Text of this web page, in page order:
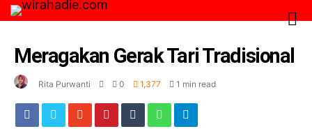
Meragakan Gerak Tari Tradisional
Rita Purwanti 0 1,377 1 min read